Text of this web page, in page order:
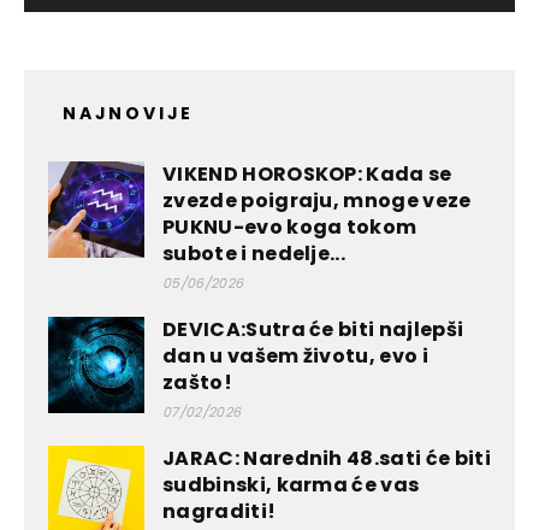
NAJNOVIJE
VIKEND HOROSKOP: Kada se
zvezde poigraju, mnoge veze
PUKNU-evo koga tokom
subote i nedelje...
05/06/2026
DEVICA:Sutra će biti najlepši
dan u vašem životu, evo i
zašto!
07/02/2026
JARAC: Narednih 48.sati će biti
sudbinski, karma će vas
nagraditi!